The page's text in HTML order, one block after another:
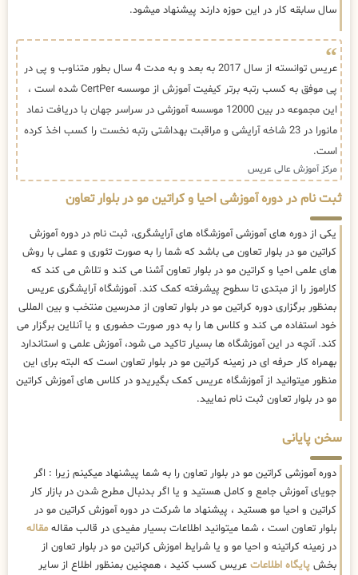
سال سابقه کار در این حوزه دارند پیشنهاد میشود.
عریس توانسته از سال 2017 به بعد و به مدت 4 سال بطور متناوب و پی در
پی موفق به کسب رتبه برتر کیفیت آموزش از موسسه CertPer شده است ،
این مجموعه در بین 12000 موسسه آموزشی در سراسر جهان با دریافت نماد
مانورا در 23 شاخه آرایشی و مراقبت بهداشتی رتبه نخست را کسب اخذ کرده
است.
مرکز آموزش عالی عریس
ثبت نام در دوره آموزشی احیا و کراتین مو در بلوار تعاون
یکی از دوره های آموزشی آموزشگاه های آرایشگری، ثبت نام در دوره آموزش
کراتین مو در بلوار تعاون می باشد که شما را به صورت تئوری و عملی با روش
های علمی احیا و کراتین مو در بلوار تعاون آشنا می کند و تلاش می کند که
کاراموز را از مبتدی تا سطوح پیشرفته کمک کند. آموزشگاه آرایشگری عریس
بمنظور برگزاری دوره کراتین مو در بلوار تعاون از مدرسین منتخب و بین المللی
خود استفاده می کند و کلاس ها را به دور صورت حضوری و یا آنلاین برگزار می
کند. آنچه در این آموزشگاه ها بسیار تاکید می شود، آموزش علمی و استاندارد
بهمراه کار حرفه ای در زمینه کراتین مو در بلوار تعاون است که البته برای این
منظور میتوانید از آموزشگاه عریس کمک بگیریدو در کلاس های آموزش کراتین
مو در بلوار تعاون ثبت نام نمایید.
سخن پایانی
دوره آموزشی کراتین مو در بلوار تعاون را به شما پیشنهاد میکینم زیرا : اگر
جویای آموزش جامع و کامل هستید و یا اگر بدنبال مطرح شدن در بازار کار
کراتین و احیا مو هستید ، پیشنهاد ما شرکت در دوره آموزش کراتین مو در
بلوار تعاون است ، شما میتوانید اطلاعات بسیار مفیدی در قالب مقاله مقاله
در زمینه کراتینه و احیا مو و یا شرایط اموزش کراتین مو در بلوار تعاون از
بخش پایگاه اطلاعات عریس کسب کنید ، همچنین بمنظور اطلاع از سایر